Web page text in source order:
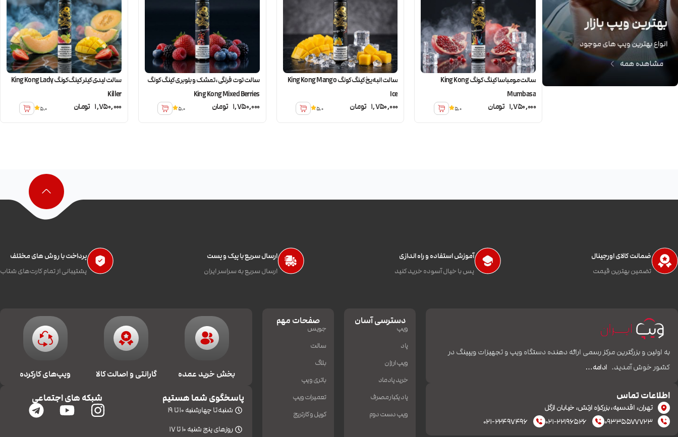
سالت مومباسا کینگ کونگ King Kong
Mumbasa
1,750,000 تومان 5.0
سالت انبه یخ کینگ کونگ King Kong Mango
Ice
1,750,000 تومان 5.0
سالت توت فرنگی، تمشک و بلوبری کینگ کونگ
King Kong Mixed Berries
1,750,000 تومان 5.0
سالت لیدی کیلر کینگ کونگ King Kong Lady
Killer
1,750,000 تومان 5.0
ضمانت کالای اورجینال
تضمین بهترین قیمت
آموزش استفاده و راه اندازی
پس با خیال آسوده خرید کنید
ارسال سریع با پیک و پست
ارسال سریع به سراسر ایران
پرداخت با روش های مختلف
پشتیبانی از تمام کارت‌های شتاب
به اولین و بزرگترین مرکز رسمی ارائه دهنده دستگاه ویپ و تجهیزات ویپینگ در
کشور خوش آمدید. ادامه…
اطلاعات تماس
تهران، اقدسیه، بزرکراه ارتش، خیابان ازگل
۰۹۳۳۵۵۷۷۷۲۳
۰۲۱-۲۲۱۹۶۵۲۶ ۰۲۱-۲۲۴۹۷۴۹۶
دسترسی آسان
ویپ
پاد
ویپ ارزان
خرید پادماد
پاد یکبار مصرف
ویپ دست دوم
صفحات مهم
جویس
سالت
بلاگ
باتری ویپ
تعمیرات ویپ
کویل و کارتریج
بخش خرید عمده گارانتی و اصالت کالا ویپ‌های کارکرده
پاسخگوی شما هستیم
شنبه تا چهارشنبه 10 تا 19
روزهای پنج شنبه 10 تا 17
شبکه های اجتماعی